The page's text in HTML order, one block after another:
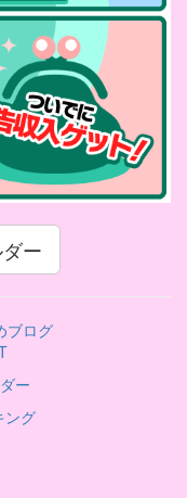
ー
ログ
ー
ング